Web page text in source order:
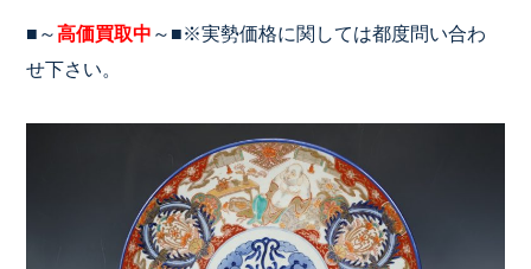
■～ 高価買取中 ～■※実勢価格に関しては都度問い合わ
せ下さい。